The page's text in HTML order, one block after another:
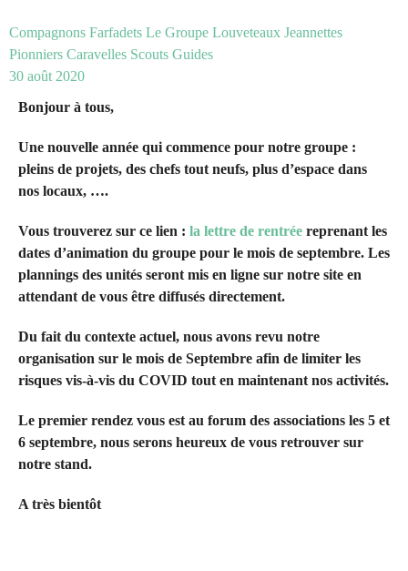
Compagnons Farfadets Le Groupe Louveteaux Jeannettes
Pionniers Caravelles Scouts Guides
30 août 2020
Bonjour à tous,
Une nouvelle année qui commence pour notre groupe :
pleins de projets, des chefs tout neufs, plus d’espace dans
nos locaux, ….
Vous trouverez sur ce lien : la lettre de rentrée reprenant les
dates d’animation du groupe pour le mois de septembre. Les
plannings des unités seront mis en ligne sur notre site en
attendant de vous être diffusés directement.
Du fait du contexte actuel, nous avons revu notre
organisation sur le mois de Septembre afin de limiter les
risques vis-à-vis du COVID tout en maintenant nos activités.
Le premier rendez vous est au forum des associations les 5 et
6 septembre, nous serons heureux de vous retrouver sur
notre stand.
A très bientôt